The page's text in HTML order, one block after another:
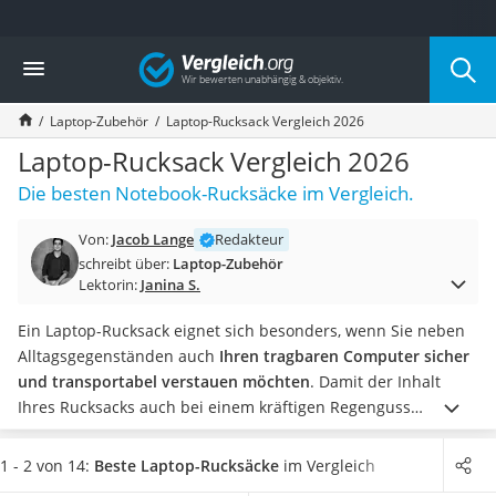
Die beliebtesten Vergleiche nach Kategorie
Elektronik
Powerstation
Monitor 32 Zoll 4K
Fernseher
Drucker
Desktop-PC
Diascanner
Laser-Multifunktionsdrucker
Powerstation mit Solarpanel
Gaming-PC
Soundbar
17-Zoll-Laptop
Satellitenschüssel
Gaming-Headset
Vergleich
Laptop-Zubehör Laptop-Rucksack Vergleich 2026
Laptop-Rucksack Vergleich 2026
Die besten Notebook-Rucksäcke im Vergleich.
Von: Jacob Lange
Redakteur
schreibt über: Laptop-Zubehör
Lektorin: Janina S.
Ein Laptop-Rucksack eignet sich besonders, wenn Sie neben
Alltagsgegenständen auch Ihren tragbaren Computer sicher
und transportabel verstauen möchten. Damit der Inhalt
Ihres Rucksacks auch bei einem kräftigen Regenguss
geschützt bleibt,sollte dieser wasserfest sein. Besonders
hochwertige Laptop-Rucksäcke sind mit verschiedenen
1 - 2 von 14: Beste Laptop-Rucksäcke im Vergleich